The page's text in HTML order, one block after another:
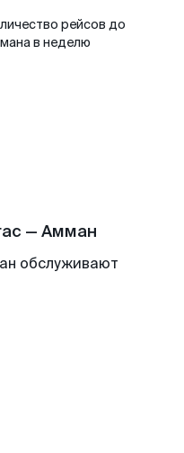
рейсов до
в неделю
— Амман
обслуживают